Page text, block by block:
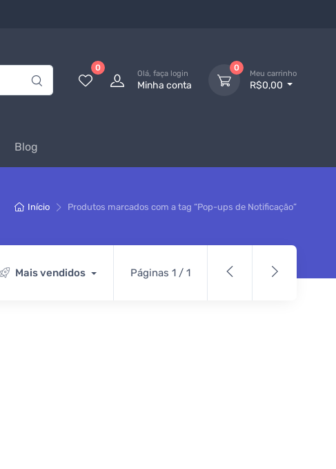
0
Olá, faça login
Minha conta
0
Meu carrinho
R$0,00
Blog
Início Produtos marcados com a tag “Pop-ups de Notificação”
Mais vendidos Páginas 1 / 1